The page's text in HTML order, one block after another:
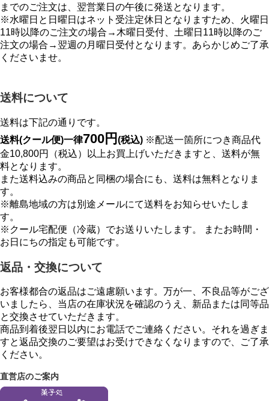
までのご注文は、翌営業日の午後に発送となります。
※水曜日と日曜日はネット受注定休日となりますため、火曜日
11時以降のご注文の場合→木曜日受付、土曜日11時以降のご
注文の場合→翌週の月曜日受付となります。あらかじめご了承
くださいませ。
送料について
送料は下記の通りです。
送料(クール便)一律700円 (税込) ※配送一箇所につき商品代
金10,800円（税込）以上お買上げいただきますと、送料が無
料となります。
また送料込みの商品と同梱の場合にも、送料は無料となりま
す。
※離島地域の方は別途メールにて送料をお知らせいたしま
す。
※クール宅配便（冷蔵）でお送りいたします。 またお時間・
お日にちの指定も可能です。
返品・交換について
お客様都合の返品はご遠慮願います。万が一、不良品等がござ
いましたら、当店の在庫状況を確認のうえ、新品または同等品
と交換させていただきます。
商品到着後翌日以内にお電話でご連絡ください。それを過ぎま
すと返品交換のご要望はお受けできなくなりますので、ご了承
ください。
直営店のご案内